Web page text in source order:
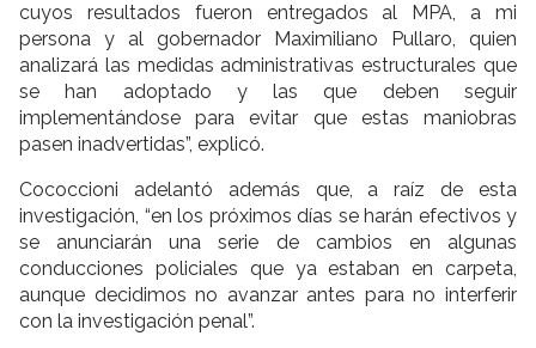
cuyos resultados fueron entregados al MPA, a mi
persona y al gobernador Maximiliano Pullaro, quien
analizará las medidas administrativas estructurales que
se han adoptado y las que deben seguir
implementándose para evitar que estas maniobras
pasen inadvertidas”, explicó.
Cococcioni adelantó además que, a raíz de esta
investigación, “en los próximos días se harán efectivos y
se anunciarán una serie de cambios en algunas
conducciones policiales que ya estaban en carpeta,
aunque decidimos no avanzar antes para no interferir
con la investigación penal”.